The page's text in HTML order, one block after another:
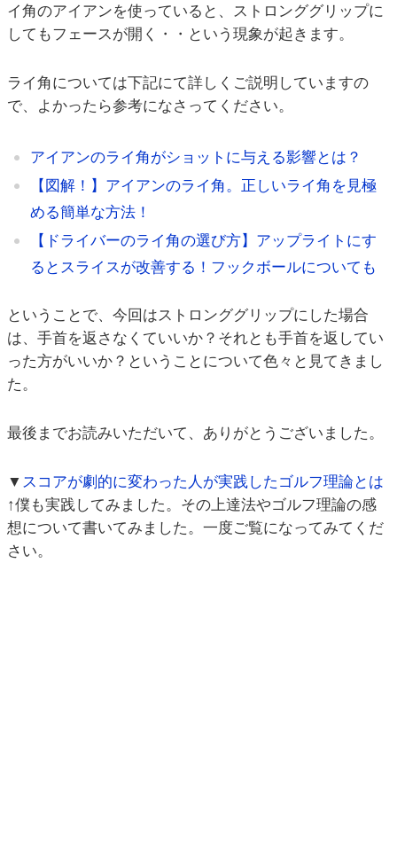
イ角のアイアンを使っていると、ストロンググリップに
してもフェースが開く・・という現象が起きます。
ライ角については下記にて詳しくご説明していますの
で、よかったら参考になさってください。
アイアンのライ角がショットに与える影響とは？
【図解！】アイアンのライ角。正しいライ角を見極
める簡単な方法！
【ドライバーのライ角の選び方】アップライトにす
るとスライスが改善する！フックボールについても
ということで、今回はストロンググリップにした場合
は、手首を返さなくていいか？それとも手首を返してい
った方がいいか？ということについて色々と見てきまし
た。
最後までお読みいただいて、ありがとうございました。
▼ スコアが劇的に変わった人が実践したゴルフ理論とは
↑僕も実践してみました。その上達法やゴルフ理論の感
想について書いてみました。一度ご覧になってみてくだ
さい。